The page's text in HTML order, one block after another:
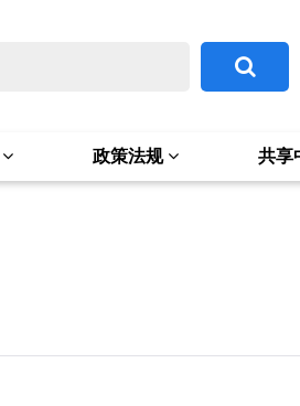
政策法规 共享